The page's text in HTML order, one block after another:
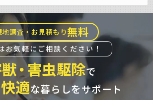
地調査・お見積もり無料
お気軽にご相談ください！
・害虫駆除で
快適な暮らしをサポート